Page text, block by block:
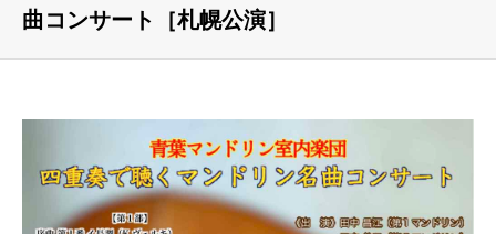
曲コンサート［札幌公演］